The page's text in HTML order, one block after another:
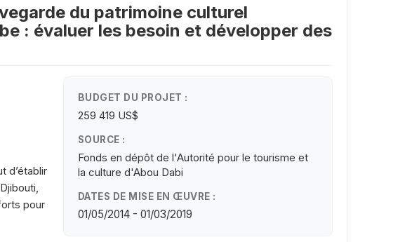
du patrimoine culturel
: évaluer les besoin et développer des
d’établir
pour
BUDGET DU PROJET :
259 419 US$
SOURCE :
Fonds en dépôt de l'Autorité pour le tourisme et
la culture d'Abou Dabi
DATES DE MISE EN ŒUVRE :
01/05/2014 - 01/03/2019